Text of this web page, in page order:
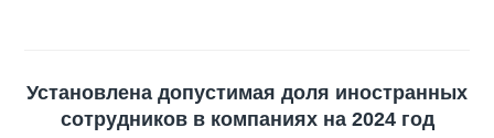
Установлена допустимая доля иностранных
сотрудников в компаниях на 2024 год